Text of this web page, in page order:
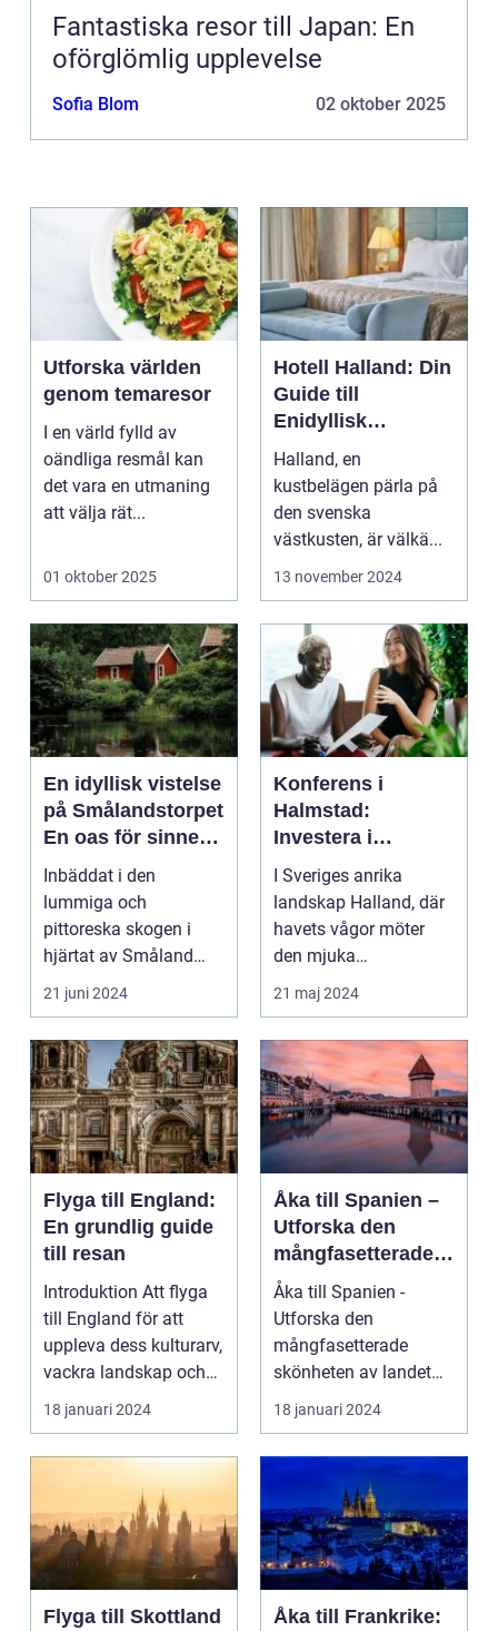
Fantastiska resor till Japan: En
oförglömlig upplevelse
Sofia Blom 02 oktober 2025
Utforska världen
genom temaresor
I en värld fylld av
oändliga resmål kan
det vara en utmaning
att välja rät...
01 oktober 2025
Hotell Halland: Din
Guide till
Enidyllisk
Semestervistelse
Halland, en
kustbelägen pärla på
den svenska
västkusten, är välkä...
13 november 2024
En idyllisk vistelse
på Smålandstorpet
En oas för sinnet
på svenska
landsbygden
Inbäddat i den
lummiga och
pittoreska skogen i
hjärtat av Småland
påträffar besökaren en
pärla sälla...
21 juni 2024
Konferens i
Halmstad:
Investera i
inspiration och
effektivitet
I Sveriges anrika
landskap Halland, där
havets vågor möter
den mjuka
sandstranden, l...
21 maj 2024
Flyga till England:
En grundlig guide
till resan
Introduktion Att flyga
till England för att
uppleva dess kulturarv,
vackra landskap och
pulserande s...
18 januari 2024
Åka till Spanien –
Utforska den
mångfasetterade
skönheten av
landet
Åka till Spanien -
Utforska den
mångfasetterade
skönheten av landet
Spanien, ett land som
inte bar...
18 januari 2024
Flyga till Skottland
Åka till Frankrike: